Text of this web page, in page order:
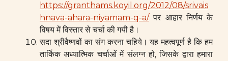
https://granthams.koyil.org/2012/08/srivais
hnava-ahara-niyamam-q-a/पर आहार निर्णय के
विषय में विस्तार से चर्चा की गयी है।
सदा श्रीवैष्णवों का संग करना चहिये। यह महत्वपूर्ण है कि हम
तार्किक अध्यात्मिक चर्चाओं में संलग्न हो, जिसके द्वारा हमारा